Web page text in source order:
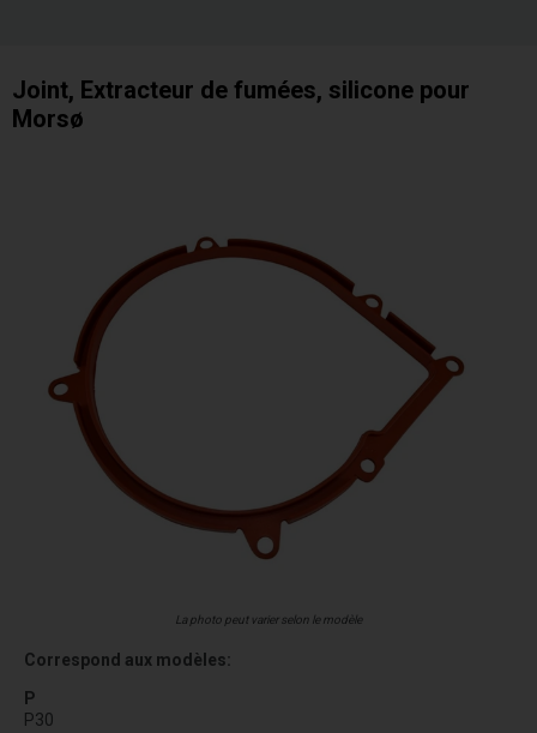
Joint, Extracteur de fumées, silicone pour
Morsø
La photo peut varier selon le modèle
Correspond aux modèles:
P
P30